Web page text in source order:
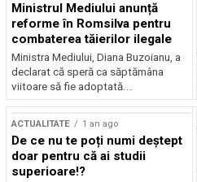
Ministrul Mediului anunță
reforme în Romsilva pentru
combaterea tăierilor ilegale
Ministra Mediului, Diana Buzoianu, a
declarat că speră ca săptămâna
viitoare să fie adoptată...
ACTUALITATE 1 an ago
De ce nu te poți numi deștept
doar pentru că ai studii
superioare!?